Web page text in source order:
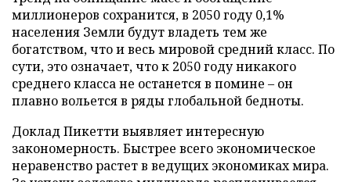
миллионеров сохранится, в 2050 году 0,1%
населения Земли будут владеть тем же
богатством, что и весь мировой средний класс. По
сути, это означает, что к 2050 году никакого
среднего класса не останется в помине – он
плавно вольется в ряды глобальной бедноты.
Доклад Пикетти выявляет интересную
закономерность. Быстрее всего экономическое
неравенство растет в ведущих экономиках мира.